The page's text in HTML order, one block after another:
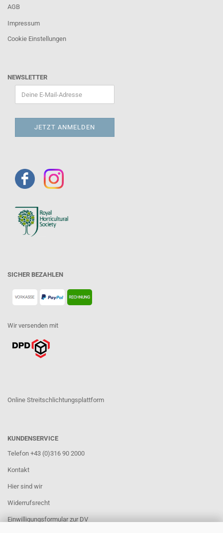
AGB
Impressum
Cookie Einstellungen
NEWSLETTER
SICHER BEZAHLEN
Wir versenden mit
Online Streitschlichtungsplattform
KUNDENSERVICE
Telefon +43 (0)316 90 2000
Kontakt
Hier sind wir
Widerrufsrecht
Einwilligungsformular zur DV